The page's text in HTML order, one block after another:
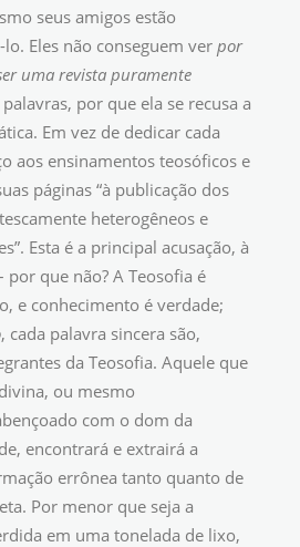
seus amigos estão
Eles não conseguem ver por
uma revista puramente
por que ela se recusa a
Em vez de dedicar cada
aos ensinamentos teosóficos e
páginas “à publicação dos
heterogêneos e
Esta é a principal acusação, à
que não? A Teosofia é
e conhecimento é verdade;
, cada palavra sincera são,
da Teosofia. Aquele que
ou mesmo
com o dom da
encontrará e extrairá a
errônea tanto quanto de
Por menor que seja a
em uma tonelada de lixo,